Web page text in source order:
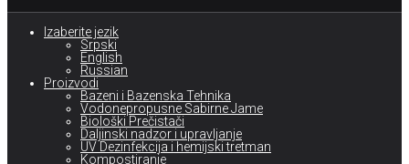
Izaberite jezik
Srpski
English
Russian
Proizvodi
Bazeni i Bazenska Tehnika
Vodonepropusne Sabirne Jame
Biološki Prečistači
Daljinski nadzor i upravljanje
UV Dezinfekcija i hemijski tretman
Kompostiranje